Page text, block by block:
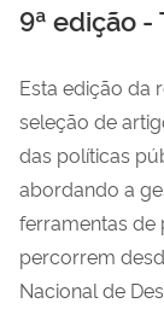
9ª edição -
Esta edição da
seleção de
das políticas
abordando a
ferramentas de
percorrem
Nacional de